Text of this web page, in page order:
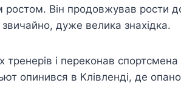
ростом. Він продовжував рости
дуже велика знахідка.
тренерів і переконав
опинився в Клівленді, де